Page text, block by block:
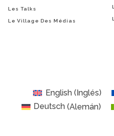
Les Talks
Le Village Des Médias
English(Inglés)
Deutsch (Alemán)